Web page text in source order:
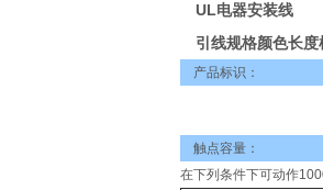
UL电器安装线
引线规格颜色长度
产品标识：
触点容量：
在下列条件下可动作